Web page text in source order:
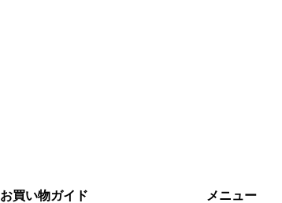
お買い物ガイド メニュー